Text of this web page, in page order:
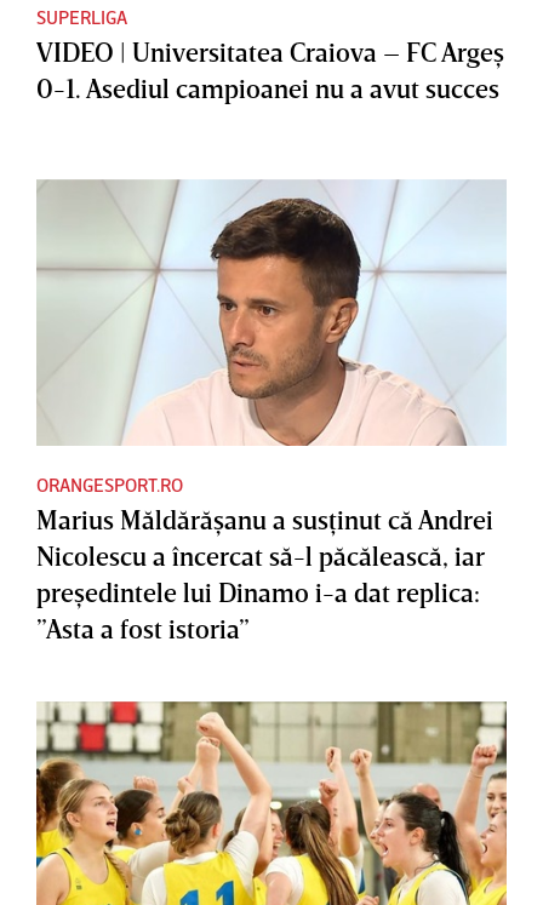
SUPERLIGA
VIDEO | Universitatea Craiova – FC Argeş
0-1. Asediul campioanei nu a avut succes
ORANGESPORT.RO
Marius Măldărăşanu a susţinut că Andrei
Nicolescu a încercat să-l păcălească, iar
preşedintele lui Dinamo i-a dat replica:
”Asta a fost istoria”